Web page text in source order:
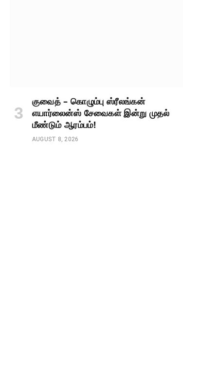
குவைத் – கொழும்பு ஸ்ரீலங்கன்
எயார்லைன்ஸ் சேவைகள் இன்று முதல்
மீண்டும் ஆரம்பம்!
AUGUST 8, 2026